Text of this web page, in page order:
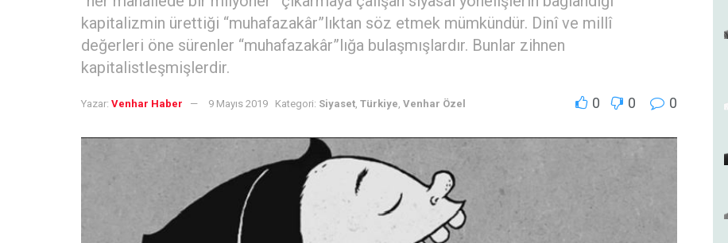
kapitalizmin ürettiği “muhafazakâr”lıktan söz etmek mümkündür. Dinî ve millî
değerleri öne sürenler “muhafazakâr”lığa bulaşmışlardır. Bunlar zihnen
kapitalistleşmişlerdir.
Yazar: Venhar Haber 9 Mayıs 2019 Kategori: Siyaset Türkiye Venhar Özel 0 0 0